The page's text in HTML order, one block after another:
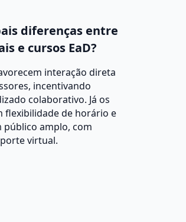
diferenças entre
e cursos EaD?
interação direta
incentivando
colaborativo. Já os
flexibilidade de horário e
público amplo, com
virtual.